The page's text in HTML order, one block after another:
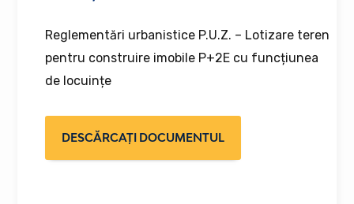
Reglementări urbanistice P.U.Z. – Lotizare teren
pentru construire imobile P+2E cu funcțiunea
de locuințe
DESCĂRCAȚI DOCUMENTUL